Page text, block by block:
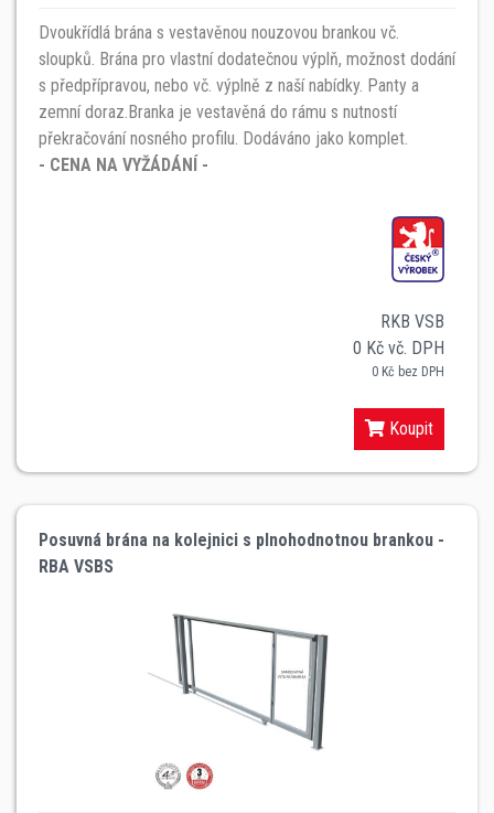
Dvoukřídlá brána s vestavěnou nouzovou brankou vč.
sloupků. Brána pro vlastní dodatečnou výplň, možnost dodání
s předpřípravou, nebo vč. výplně z naší nabídky. Panty a
zemní doraz.Branka je vestavěná do rámu s nutností
překračování nosného profilu. Dodáváno jako komplet.
- CENA NA VYŽÁDÁNÍ -
RKB VSB
0 Kč vč. DPH
0 Kč bez DPH
Koupit
Posuvná brána na kolejnici s plnohodnotnou brankou -
RBA VSBS